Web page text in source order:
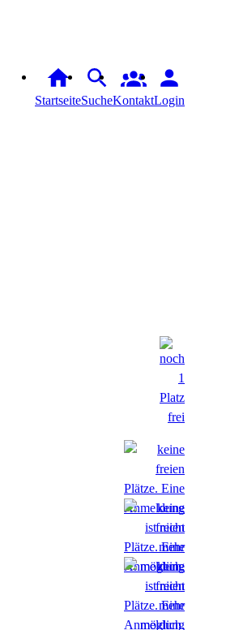
StartseiteSucheKontaktLogin